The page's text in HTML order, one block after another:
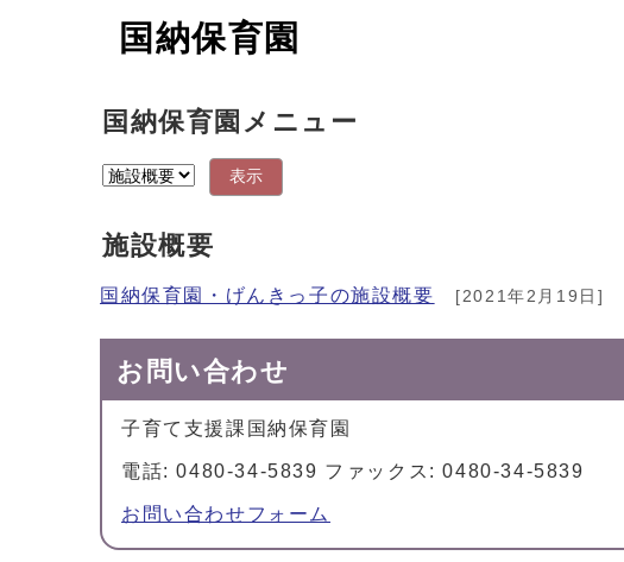
国納保育園
国納保育園メニュー
表示
施設概要
国納保育園・げんきっ子の施設概要 [2021年2月19日]
お問い合わせ
子育て支援課国納保育園
電話: 0480-34-5839 ファックス: 0480-34-5839
お問い合わせフォーム